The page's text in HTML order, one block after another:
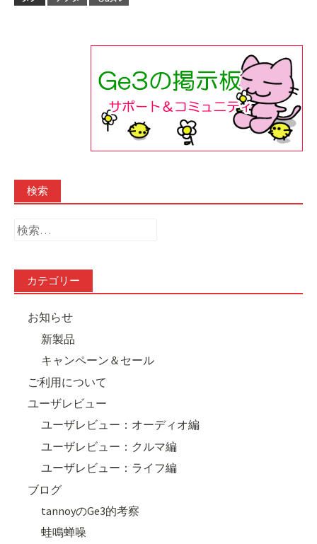
検索
検
カテゴリー
お知らせ
新製品
キャンペーン＆セール
ご利用について
ユーザレビュー
ユーザレビュー：オーディオ編
ユーザレビュー：クルマ編
ユーザレビュー：ライフ編
ブログ
tannoyのGe3的考察
蛙鳴蝉噪